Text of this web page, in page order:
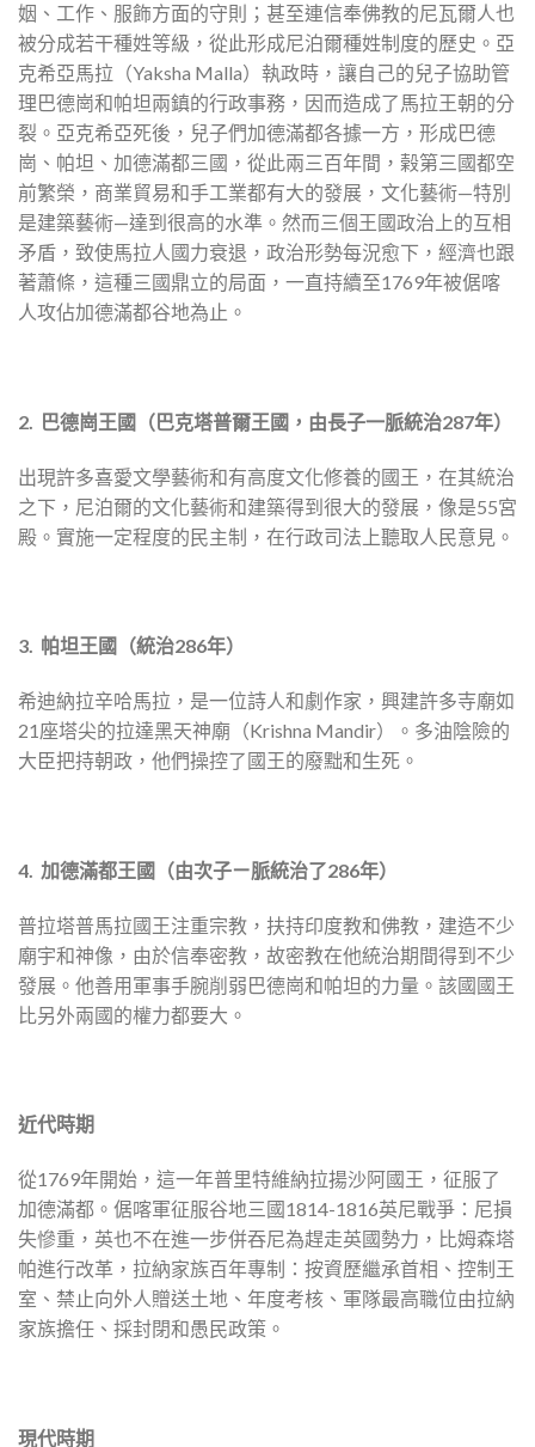
姻、工作、服飾方面的守則；甚至連信奉佛教的尼瓦爾人也
被分成若干種姓等級，從此形成尼泊爾種姓制度的歷史。亞
克希亞馬拉（Yaksha Malla）執政時，讓自己的兒子協助管
理巴德崗和帕坦兩鎮的行政事務，因而造成了馬拉王朝的分
裂。亞克希亞死後，兒子們加德滿都各據一方，形成巴德
崗、帕坦、加德滿都三國，從此兩三百年間，榖第三國都空
前繁榮，商業貿易和手工業都有大的發展，文化藝術—特別
是建築藝術—達到很高的水準。然而三個王國政治上的互相
矛盾，致使馬拉人國力衰退，政治形勢每況愈下，經濟也跟
著蕭條，這種三國鼎立的局面，一直持續至1769年被倨喀
人攻佔加德滿都谷地為止。
2. 巴德崗王國（巴克塔普爾王國，由長子一脈統治287年）
出現許多喜愛文學藝術和有高度文化修養的國王，在其統治
之下，尼泊爾的文化藝術和建築得到很大的發展，像是55宮
殿。實施一定程度的民主制，在行政司法上聽取人民意見。
3. 帕坦王國（統治286年）
希迪納拉辛哈馬拉，是一位詩人和劇作家，興建許多寺廟如
21座塔尖的拉達黑天神廟（Krishna Mandir）。多油陰險的
大臣把持朝政，他們操控了國王的廢黜和生死。
4. 加德滿都王國（由次子ㄧ脈統治了286年）
普拉塔普馬拉國王注重宗教，扶持印度教和佛教，建造不少
廟宇和神像，由於信奉密教，故密教在他統治期間得到不少
發展。他善用軍事手腕削弱巴德崗和帕坦的力量。該國國王
比另外兩國的權力都要大。
近代時期
從1769年開始，這一年普里特維納拉揚沙阿國王，征服了
加德滿都。倨喀軍征服谷地三國1814-1816英尼戰爭：尼損
失慘重，英也不在進一步併吞尼為趕走英國勢力，比姆森塔
帕進行改革，拉納家族百年專制：按資歷繼承首相、控制王
室、禁止向外人贈送土地、年度考核、軍隊最高職位由拉納
家族擔任、採封閉和愚民政策。
現代時期